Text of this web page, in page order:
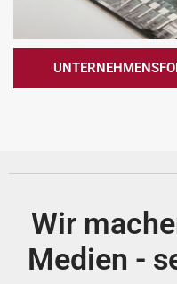
Wir
Medien -